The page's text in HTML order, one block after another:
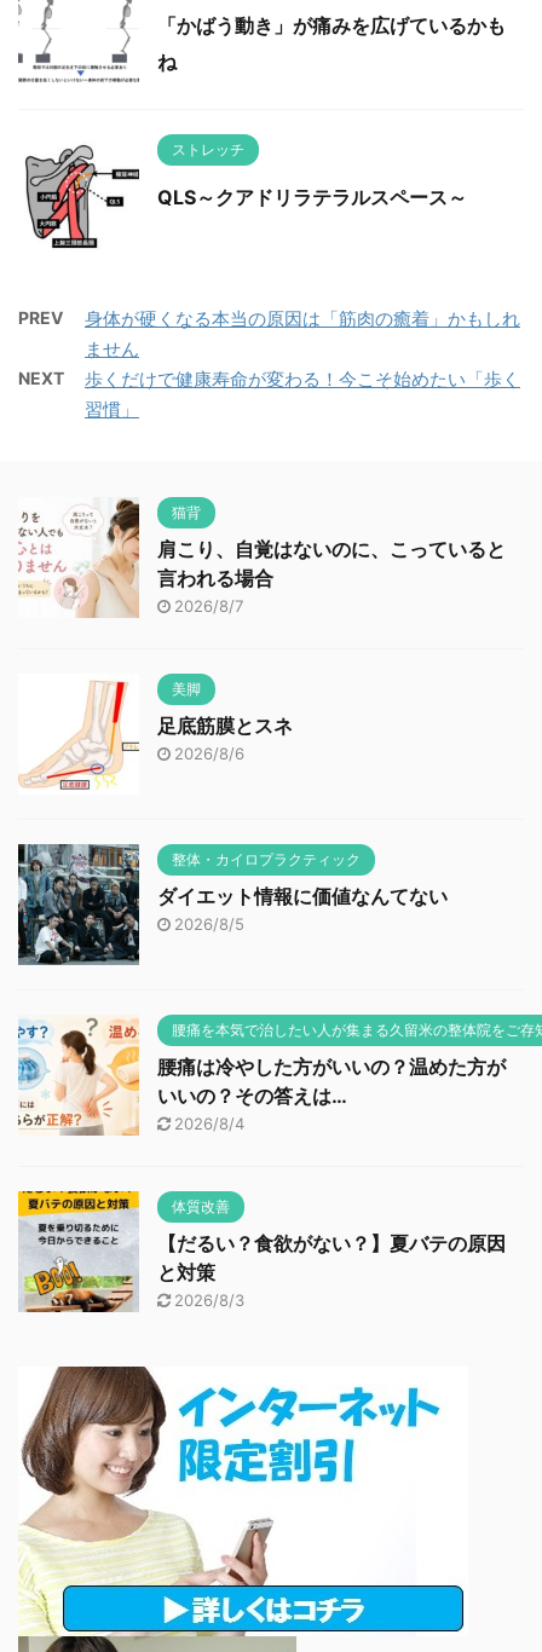
「かばう動き」が痛みを広げているかも
ね
ストレッチ
QLS～クアドリラテラルスペース～
PREV
身体が硬くなる本当の原因は「筋肉の癒着」かもしれ
ません
NEXT
歩くだけで健康寿命が変わる！今こそ始めたい「歩く
習慣」
猫背
肩こり、自覚はないのに、こっていると
言われる場合
2026/8/7
美脚
足底筋膜とスネ
2026/8/6
整体・カイロプラクティック
ダイエット情報に価値なんてない
2026/8/5
腰痛を本気で治したい人が集まる久留米の整体院をご存
腰痛は冷やした方がいいの？温めた方が
いいの？その答えは…
2026/8/4
体質改善
【だるい？食欲がない？】夏バテの原因
と対策
2026/8/3